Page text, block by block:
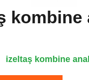
kombine
izeltaş kombine